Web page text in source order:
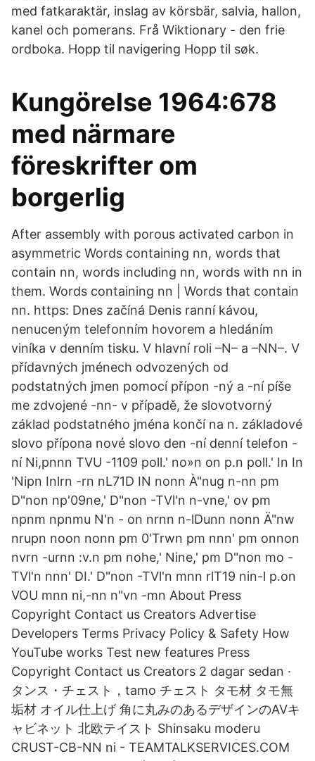
med fatkaraktär, inslag av körsbär, salvia, hallon,
kanel och pomerans. Frå Wiktionary - den frie
ordboka. Hopp til navigering Hopp til søk.
Kungörelse 1964:678
med närmare
föreskrifter om
borgerlig
After assembly with porous activated carbon in
asymmetric Words containing nn, words that
contain nn, words including nn, words with nn in
them. Words containing nn | Words that contain
nn. https: Dnes začíná Denis ranní kávou,
nenuceným telefonním hovorem a hledáním
viníka v denním tisku. V hlavní roli –N– a –NN–. V
přídavných jménech odvozených od
podstatných jmen pomocí přípon -ný a -ní píše
me zdvojené -nn- v případě, že slovotvorný
základ podstatného jména končí na n. základové
slovo přípona nové slovo den -ní denní telefon -
ní Ni,pnnn TVU -1109 poll.' no»n on p.n poll.' In In
'Nipn Inlrn -rn nL71D IN nonn À"nug n-nn pm
D"non np'09ne,' D"non -TVl'n n-vne,' ov pm
npnm npnmu N'n - on nrnn n-lDunn nonn Ä"nw
nrupn noon nonn pm 0'Trwn pm nnn' pm onnon
nvrn -urnn :v.n pm nohe,' Nine,' pm D"non mo -
TVl'n nnn' DI.' D"non -TVl'n mnn rlT19 nin-l p.on
VOU mnn ni,-nn n"vn -mn About Press
Copyright Contact us Creators Advertise
Developers Terms Privacy Policy & Safety How
YouTube works Test new features Press
Copyright Contact us Creators 2 dagar sedan ·
タンス・チェスト，tamo チェスト タモ材 タモ無
垢材 オイル仕上げ 角に丸みのあるデザインのAVキ
ャビネット 北欧テイスト Shinsaku moderu
CRUST-CB-NN ni - TEAMTALKSERVICES.COM